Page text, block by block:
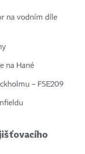
na vodním díle
na Hané
– FSE209